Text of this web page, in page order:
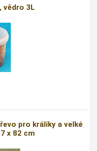
vědro 3L
pro králíky a velké
x 82 cm